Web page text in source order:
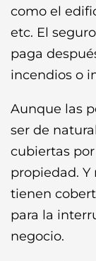
como el
etc. El
paga
incendios o
Aunque las
ser de
cubiertas
propiedad.
tienen
para la
negocio.